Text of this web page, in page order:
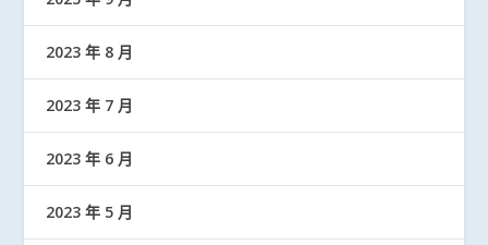
2023 年 8 月
2023 年 7 月
2023 年 6 月
2023 年 5 月